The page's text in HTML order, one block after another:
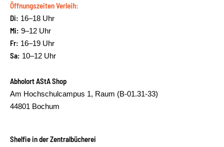
Öffnungszeiten Verleih:
Di: 16–18 Uhr
Mi: 9–12 Uhr
Fr: 16–19 Uhr
Sa: 10–12 Uhr
Abholort AStA Shop
Am Hochschulcampus 1, Raum (B-01.31-33)
44801 Bochum
Shelfie in der Zentralbücherei